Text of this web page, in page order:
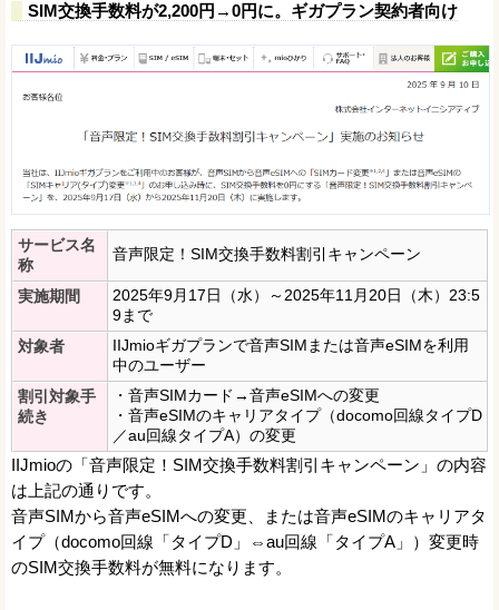
SIM交換手数料が2,200円→0円に。ギガプラン契約者向け
サービス名
称
音声限定！SIM交換手数料割引キャンペーン
実施期間
2025年9月17日（水）～2025年11月20日（木）23:5
9まで
対象者
IIJmioギガプランで音声SIMまたは音声eSIMを利用
中のユーザー
割引対象手
続き
・音声SIMカード→音声eSIMへの変更
・音声eSIMのキャリアタイプ（docomo回線タイプD
／au回線タイプA）の変更
IIJmioの「音声限定！SIM交換手数料割引キャンペーン」の内容
は上記の通りです。
音声SIMから音声eSIMへの変更、または音声eSIMのキャリアタ
イプ（docomo回線「タイプD」⇔au回線「タイプA」）変更時
のSIM交換手数料が無料になります。